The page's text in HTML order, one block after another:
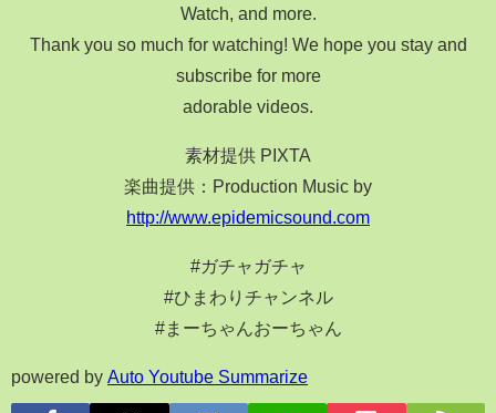
Watch, and more.
Thank you so much for watching! We hope you stay and
subscribe for more
adorable videos.
素材提供 PIXTA
楽曲提供：Production Music by
http://www.epidemicsound.com
#ガチャガチャ
#ひまわりチャンネル
#まーちゃんおーちゃん
powered by Auto Youtube Summarize